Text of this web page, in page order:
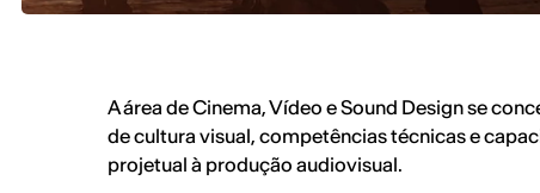
A área de Cinema, Vídeo e Sound Design se
de cultura visual, competências técnicas e
projetual à produção audiovisual.